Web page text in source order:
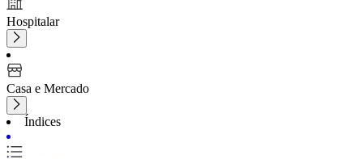
Hospitalar
Casa e Mercado
Índices